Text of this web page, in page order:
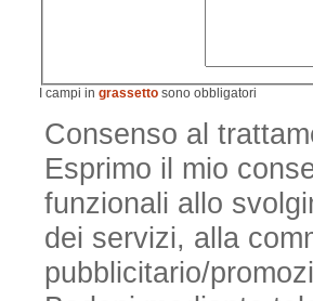
I campi in grassettosono obbligatori
Consenso al
Esprimo il mio
funzionali allo
dei servizi, alla
pubblicitario/